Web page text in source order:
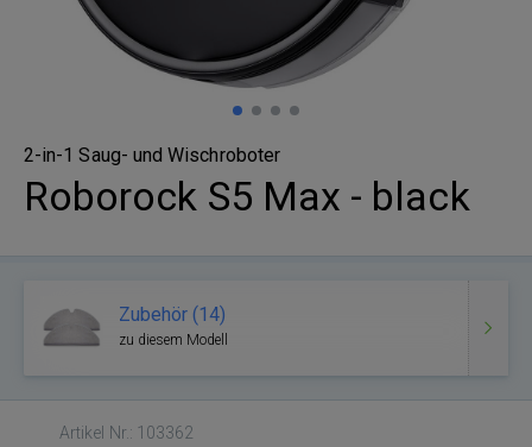
2-in-1 Saug- und Wischroboter
Roborock S5 Max - black
Zubehör (14)
zu diesem Modell
Artikel Nr.: 103362